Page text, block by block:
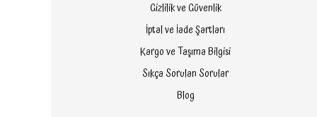
Gizlilik ve Güvenlik
İptal ve İade Şartları
Kargo ve Taşıma Bilgisi
Sıkça Sorulan Sorular
Blog